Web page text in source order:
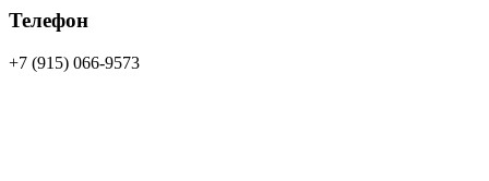
Телефон
+7 (915) 066-9573